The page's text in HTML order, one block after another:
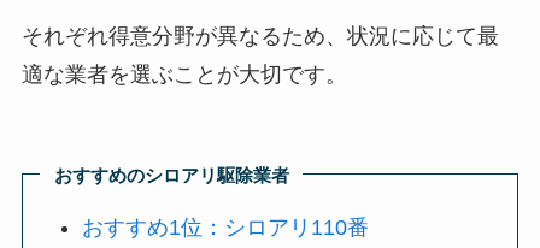
それぞれ得意分野が異なるため、状況に応じて最
適な業者を選ぶことが大切です。
おすすめのシロアリ駆除業者
おすすめ1位：シロアリ110番